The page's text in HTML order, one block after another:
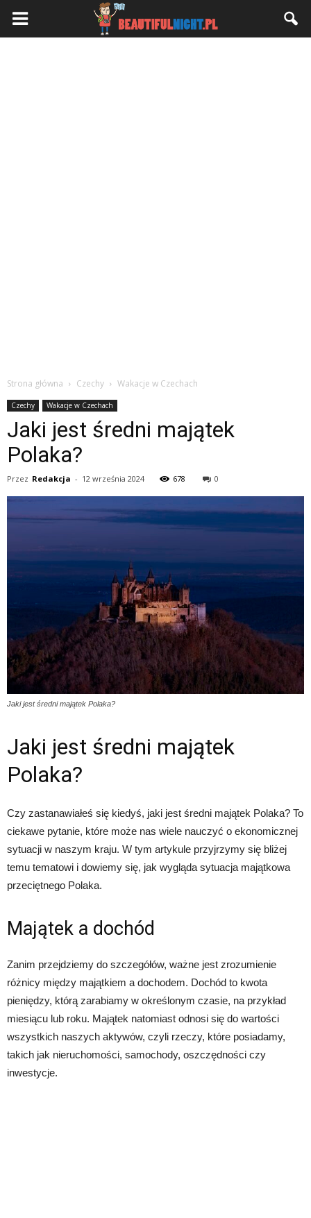
Strona główna Czechy Wakacje w Czechach
Czechy Wakacje w Czechach
Jaki jest średni majątek
Polaka?
Przez Redakcja - 12 września 2024 678 0
Jaki jest średni majątek Polaka?
Jaki jest średni majątek
Polaka?
Czy zastanawiałeś się kiedyś, jaki jest średni majątek Polaka? To
ciekawe pytanie, które może nas wiele nauczyć o ekonomicznej
sytuacji w naszym kraju. W tym artykule przyjrzymy się bliżej
temu tematowi i dowiemy się, jak wygląda sytuacja majątkowa
przeciętnego Polaka.
Majątek a dochód
Zanim przejdziemy do szczegółów, ważne jest zrozumienie
różnicy między majątkiem a dochodem. Dochód to kwota
pieniędzy, którą zarabiamy w określonym czasie, na przykład
miesiącu lub roku. Majątek natomiast odnosi się do wartości
wszystkich naszych aktywów, czyli rzeczy, które posiadamy,
takich jak nieruchomości, samochody, oszczędności czy
inwestycje.